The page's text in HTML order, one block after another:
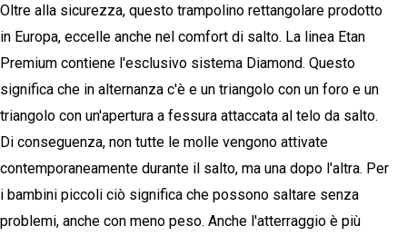
Oltre alla sicurezza, questo trampolino rettangolare prodotto
in Europa, eccelle anche nel comfort di salto. La linea Etan
Premium contiene l'esclusivo sistema Diamond. Questo
significa che in alternanza c'è e un triangolo con un foro e un
triangolo con un'apertura a fessura attaccata al telo da salto.
Di conseguenza, non tutte le molle vengono attivate
contemporaneamente durante il salto, ma una dopo l'altra. Per
i bambini piccoli ciò significa che possono saltare senza
problemi, anche con meno peso. Anche l'atterraggio è più